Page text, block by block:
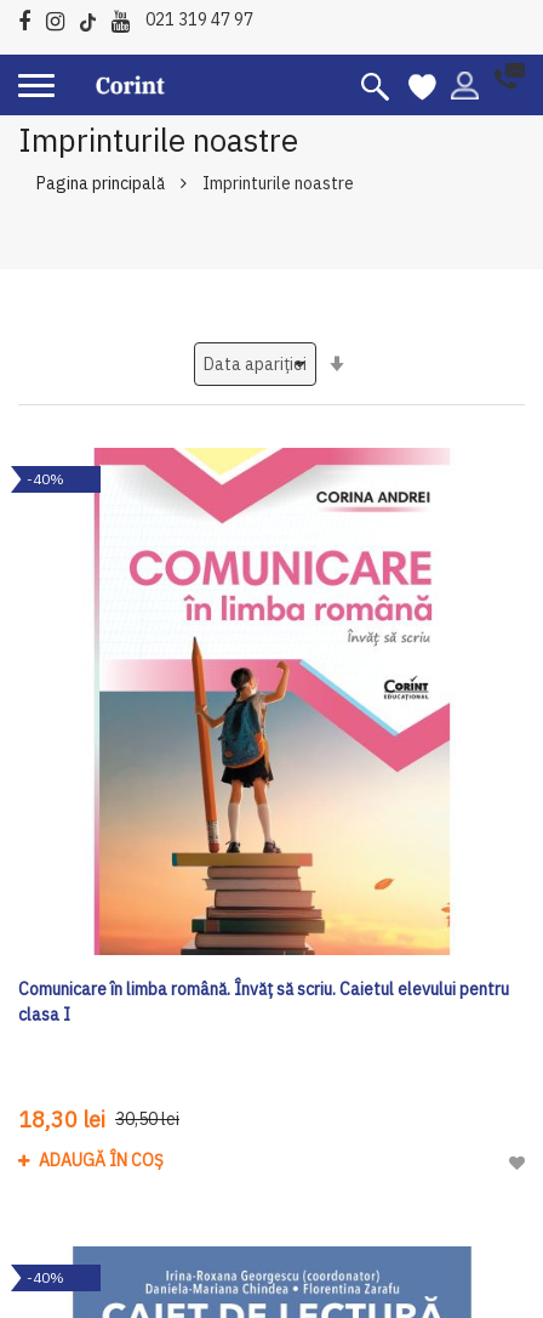
021 319 47 97
Imprinturile noastre
Pagina principală Imprinturile noastre
-40%
Comunicare în limba română. Învăț să scriu. Caietul elevului pentru
clasa I
18,30 lei 30,50 lei
ADAUGĂ ÎN COȘ
-40%